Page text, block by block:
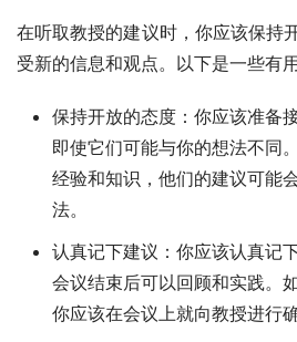
在听取教授的建议时，你应该保持
受新的信息和观点。以下是一些有
保持开放的态度：你应该准备
即使它们可能与你的想法不同
经验和知识，他们的建议可能
法。
认真记下建议：你应该认真记
会议结束后可以回顾和实践。
你应该在会议上就向教授进行确